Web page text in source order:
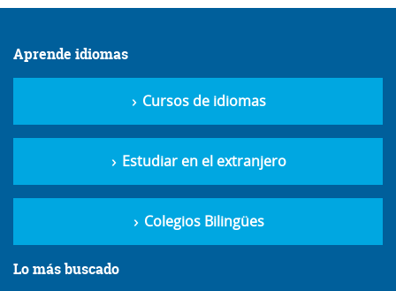
Aprende idiomas
Cursos de idiomas
Estudiar en el extranjero
Colegios Bilingües
Lo más buscado